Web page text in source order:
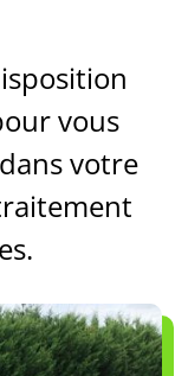
vous
votre